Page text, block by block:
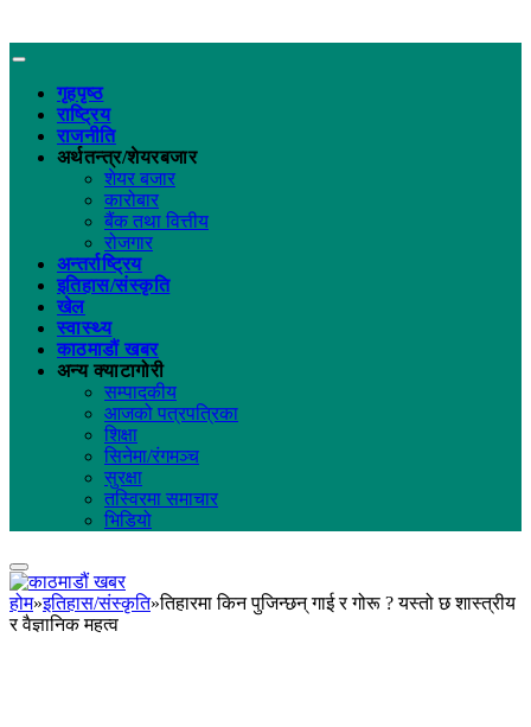
गृहपृष्ठ
राष्ट्रिय
राजनीति
अर्थतन्त्र/शेयरबजार
शेयर बजार
कारोबार
बैंक तथा वित्तीय
रोजगार
अन्तर्राष्ट्रिय
इतिहास/संस्कृति
खेल
स्वास्थ्य
काठमाडौं खबर
अन्य क्याटागोरी
सम्पादकीय
आजको पत्रपत्रिका
शिक्षा
सिनेमा/रंगमञ्च
सुरक्षा
तस्विरमा समाचार
भिडियो
होम»इतिहास/संस्कृति»तिहारमा किन पुजिन्छन् गाई र गोरू ? यस्तो छ शास्त्रीय
र वैज्ञानिक महत्व